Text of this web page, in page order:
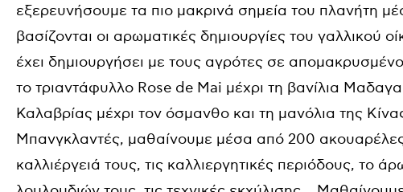
εξερευνήσουμε τα πιο μακρινά σημεία του πλανήτη
βασίζονται οι αρωματικές δημιουργίες του γαλλικού
έχει δημιουργήσει με τους αγρότες σε
το τριαντάφυλλο Rose de Mai μέχρι τη βανίλια
Καλαβρίας μέχρι τον όσμανθο και τη μανόλια της
Μπανγκλαντές, μαθαίνουμε μέσα από 200 ακουαρέλες
καλλιέργειά τους, τις καλλιεργητικές περιόδους, το